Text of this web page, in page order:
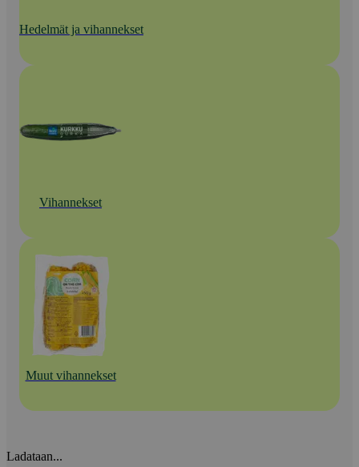
Hedelmät ja vihannekset
Vihannekset
Muut vihannekset
Ladataan...